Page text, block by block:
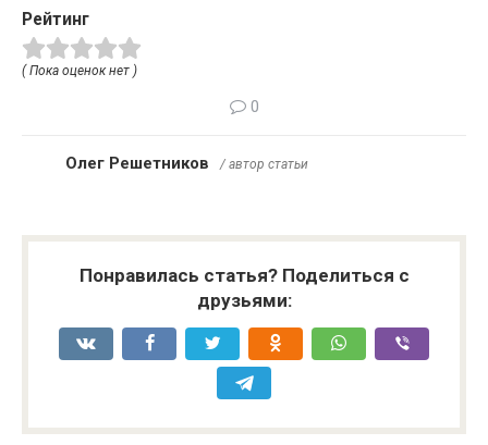
Рейтинг
( Пока оценок нет )
0
Олег Решетников / автор статьи
Понравилась статья? Поделиться с
друзьями: